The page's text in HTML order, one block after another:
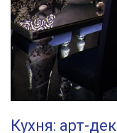
Кухня: арт-